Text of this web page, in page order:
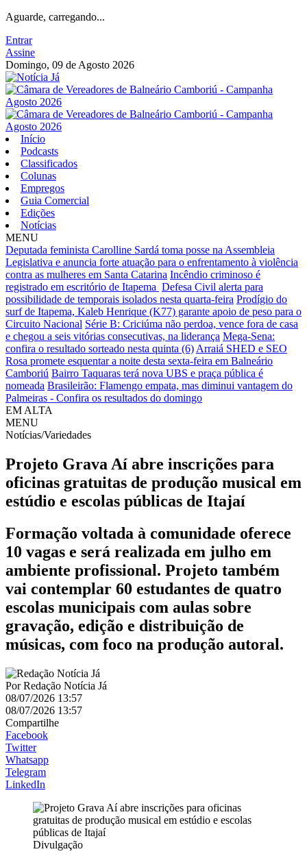
Aguarde, carregando...
Entrar
Assine
Domingo, 09 de Agosto 2026
Início
Podcasts
Classificados
Colunas
Empregos
Guia Comercial
Edições
Notícias
MENU
Deputada feminista Carolline Sardá toma posse na Assembleia
Legislativa e anuncia forte atuação para o enfrentamento à violência
contra as mulheres em Santa Catarina Incêndio criminoso é
registrado em escritório de Itapema Defesa Civil alerta para
possibilidade de temporais isolados nesta quarta-feira Prodígio do
surf de Itapema, Kaleb Henrique (K77) garante apoio de peso para o
Circuito Nacional Série B: Criciúma não perdoa, vence fora de casa
e chegou a seis vitórias consecutivas, na liderança Mega-Sena:
confira o resultado sorteado nesta quinta (6) Arraiá SHED e SEO
Rosa promete esquentar a noite desta sexta-feira em Balneário
Camboriú Bairro Taquaras terá nova UBS e praça pública é
nomeada Brasileirão: Flamengo empata, mas diminui vantagem do
Palmeiras - Confira os resultados do domingo
EM ALTA
MENU
Notícias/Variedades
Projeto Grava Aí abre inscrições para
oficinas gratuitas de produção musical em
estúdio e escolas públicas de Itajaí
Formação voltada à comunidade oferece
10 vagas e será realizada em julho em
ambiente profissional. Projeto também
vai contemplar 60 estudantes de quatro
escolas municipais com aulas sobre
gravação, edição e distribuição de
músicas, com foco na produção autoral.
PorRedação Notícia Já
08/07/2026 13:57
08/07/2026 13:57
Compartilhe
Facebook
Twitter
Whatsapp
Telegram
LinkedIn
Divulgação